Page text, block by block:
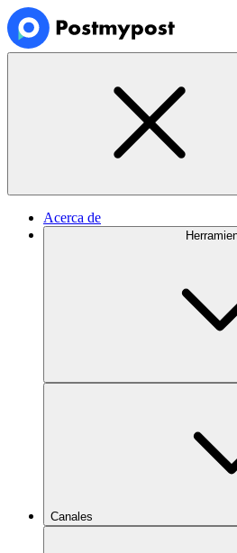
Acerca de
Canales